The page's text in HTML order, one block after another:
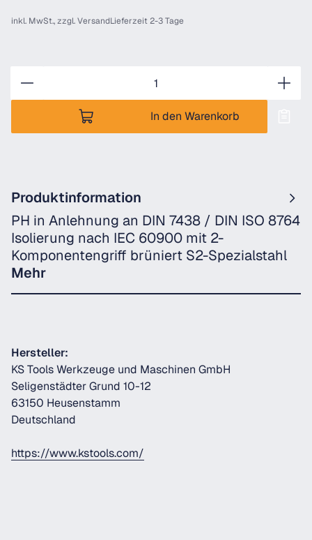
inkl. MwSt., zzgl.VersandLieferzeit 2-3 Tage
In den Warenkorb
Produktinformation
PH in Anlehnung an DIN 7438 / DIN ISO 8764
Isolierung nach IEC 60900 mit 2-
Komponentengriff brüniert S2-Spezialstahl
Mehr
Hersteller:
KS Tools Werkzeuge und Maschinen GmbH
Seligenstädter Grund 10-12
63150 Heusenstamm
Deutschland
https://www.kstools.com/